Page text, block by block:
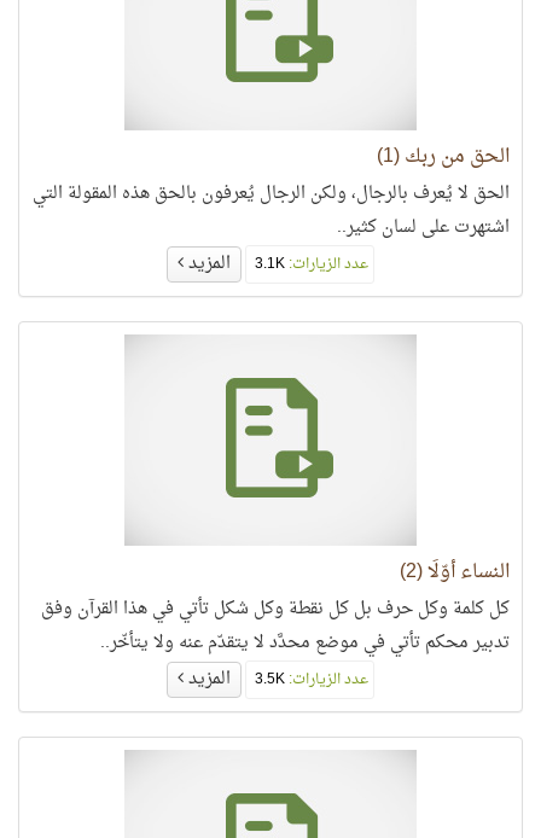
الحق من ربك (1)
الحق لا يُعرف بالرجال، ولكن الرجال يُعرفون بالحق هذه المقولة التي
اشتهرت على لسان كثير..
عدد الزيارات: المزيد
النساء أوّلًا (2)
كل كلمة وكل حرف بل كل نقطة وكل شكل تأتي في هذا القرآن وفق
تدبير محكم تأتي في موضع محدَّد لا يتقدّم عنه ولا يتأخّر..
عدد الزيارات: المزيد